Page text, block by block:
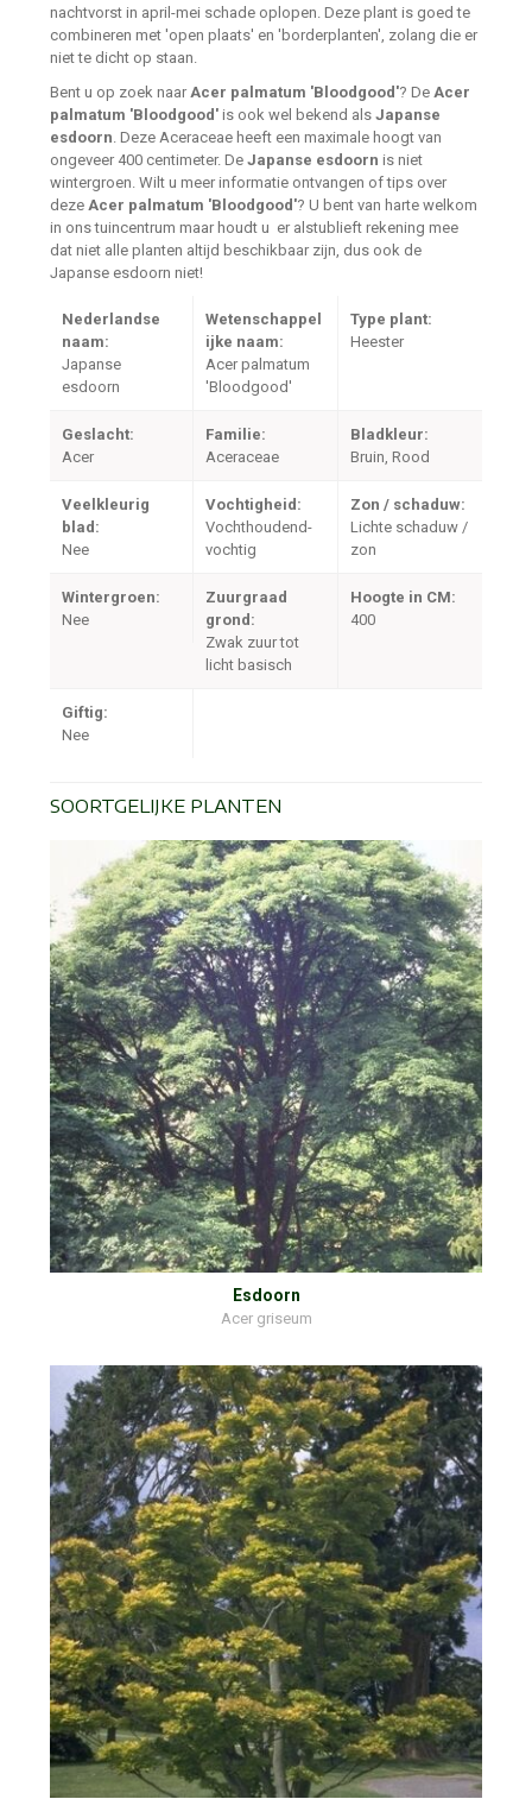
nachtvorst in april-mei schade oplopen. Deze plant is goed te
combineren met 'open plaats' en 'borderplanten', zolang die er
niet te dicht op staan.
Bent u op zoek naar Acer palmatum 'Bloodgood'? De Acer
palmatum 'Bloodgood' is ook wel bekend als Japanse
esdoorn . Deze Aceraceae heeft een maximale hoogt van
ongeveer 400 centimeter. De Japanse esdoorn is niet
wintergroen. Wilt u meer informatie ontvangen of tips over
deze Acer palmatum 'Bloodgood'? U bent van harte welkom
in ons tuincentrum maar houdt u er alstublieft rekening mee
dat niet alle planten altijd beschikbaar zijn, dus ook de
Japanse esdoorn niet!
Nederlandse
naam:
Japanse
esdoorn
Wetenschappel
ijke naam:
Acer palmatum
'Bloodgood'
Type plant:
Heester
Geslacht:
Acer
Familie:
Aceraceae
Bladkleur:
Bruin, Rood
Veelkleurig
blad:
Nee
Vochtigheid:
Vochthoudend-
vochtig
Zon / schaduw:
Lichte schaduw /
zon
Wintergroen:
Nee
Zuurgraad
grond:
Zwak zuur tot
licht basisch
Hoogte in CM:
400
Giftig:
Nee
SOORTGELIJKE PLANTEN
Esdoorn
Acer griseum